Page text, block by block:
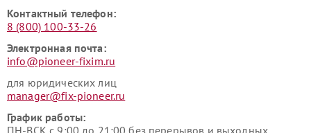
Контактный телефон:
8 (800) 100-33-26
Электронная почта:
info@pioneer-fixim.ru
для юридических лиц
manager@fix-pioneer.ru
График работы: